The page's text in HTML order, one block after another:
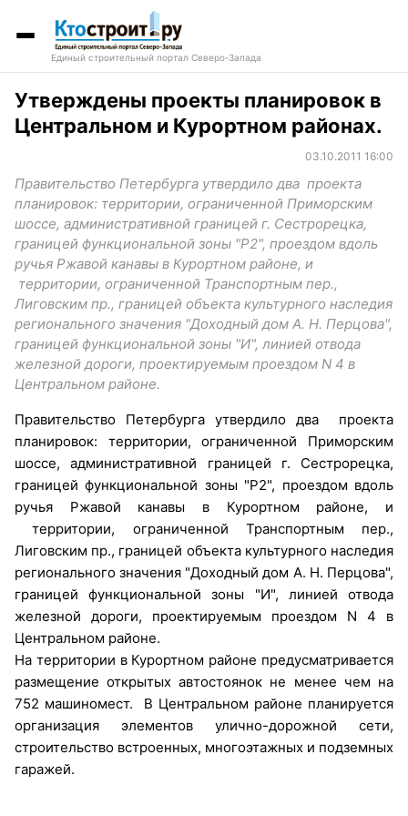
Единый строительный портал Северо-Запада
Утверждены проекты планировок в
Центральном и Курортном районах.
03.10.2011 16:00
Правительство Петербурга утвердило два проекта
планировок: территории, ограниченной Приморским
шоссе, административной границей г. Сестрорецка,
границей функциональной зоны "Р2", проездом вдоль
ручья Ржавой канавы в Курортном районе, и
территории, ограниченной Транспортным пер.,
Лиговским пр., границей объекта культурного наследия
регионального значения "Доходный дом А. Н. Перцова",
границей функциональной зоны "И", линией отвода
железной дороги, проектируемым проездом N 4 в
Центральном районе.
Правительство Петербурга утвердило два проекта
планировок: территории, ограниченной Приморским
шоссе, административной границей г. Сестрорецка,
границей функциональной зоны "Р2", проездом вдоль
ручья Ржавой канавы в Курортном районе, и
территории, ограниченной Транспортным пер.,
Лиговским пр., границей объекта культурного наследия
регионального значения "Доходный дом А. Н. Перцова",
границей функциональной зоны "И", линией отвода
железной дороги, проектируемым проездом N 4 в
Центральном районе.
На территории в Курортном районе предусматривается
размещение открытых автостоянок не менее чем на
752 машиномест. В Центральном районе планируется
организация элементов улично-дорожной сети,
строительство встроенных, многоэтажных и подземных
гаражей.